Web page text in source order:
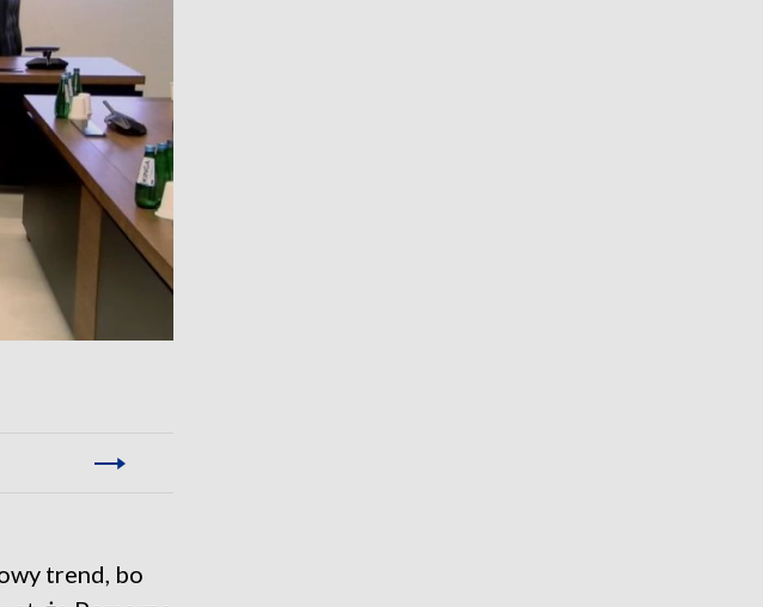
trend, bo